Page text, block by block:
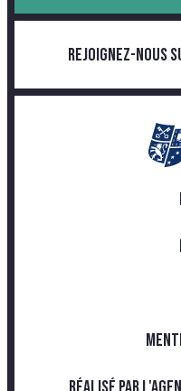
Rejoignez-nous